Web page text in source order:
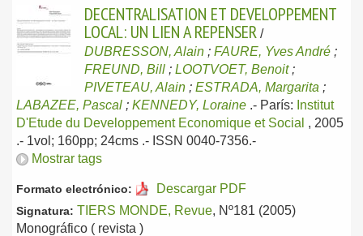
DECENTRALISATION ET DEVELOPPEMENT
LOCAL: UN LIEN A REPENSER /
DUBRESSON, Alain ; FAURE, Yves André ;
FREUND, Bill ; LOOTVOET, Benoit;
PIVETEAU, Alain ; ESTRADA, Margarita ;
LABAZEE, Pascal ; KENNEDY, Loraine .- París: Institut
D'Etude du Developpement Economique et Social , 2005
.- 1vol; 160pp; 24cms .- ISSN 0040-7356.-
Mostrar tags
Formato electrónico: Descargar PDF
Signatura: TIERS MONDE, Revue, Nº181 (2005)
Monográfico ( revista )